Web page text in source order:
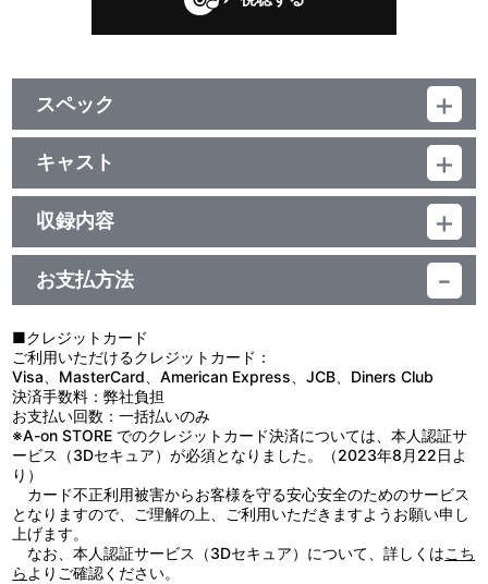
スペック
品番：LACA-15162
ジャンル：国内アニメ音楽
アルバム
CD+DVD／26分
キャスト
平川大輔
収録内容
＜収録曲＞
1：Ｃｌｕｍｓｙ Ｈｅａｖｅｎ
2：ＯＮＥ
3：ｗｉｔｈ ＹＯＵ
4：プリズム
5：共犯者
6：明日への手紙
1：共犯者 （Ｍｕｓｉｃ Ｃｌｉｐ）
お支払方法
■クレジットカード
ご利用いただけるクレジットカード：
Visa、MasterCard、American Express、JCB、Diners Club
決済手数料：弊社負担
お支払い回数：一括払いのみ
※A-on STORE でのクレジットカード決済については、本人認証サ
ービス（3Dセキュア）が必須となりました。（2023年8月22日よ
り）
カード不正利用被害からお客様を守る安心安全のためのサービス
となりますので、ご理解の上、ご利用いただきますようお願い申し
上げます。
なお、本人認証サービス（3Dセキュア）について、詳しくはこち
らよりご確認ください。